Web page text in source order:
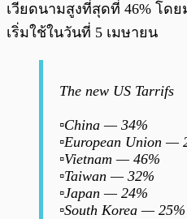
เวียดนามสูงที่สุดที่ 46% โด
เริ่มใช้ในวันที่ 5 เมษายน
The new US Tarrifs
▫️China — 34%
▫️European Union —
▫️Vietnam — 46%
▫️Taiwan — 32%
▫️Japan — 24%
▫️South Korea — 25%